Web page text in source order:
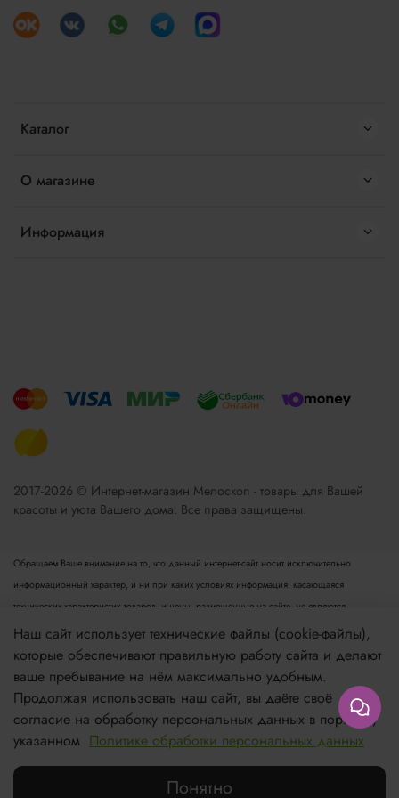
Каталог
О магазине
Информация
2017-2026 © Интернет-магазин Мелоскоп - товары для Вашей
красоты и уюта Вашего дома. Все права защищены.
Обращаем Ваше внимание на то, что данный интернет-сайт носит исключительно
информационный характер, и ни при каких условиях информация, касающаяся
технических характеристик товаров, и цены, размещенные на сайте, не являются
публичной офертой, определяемой положениями пункта 2 статьи 437 Гражданского
кодекса РФ. Для получения подробной информации просьба обращаться к менеджеру.
Опубликованная на данном сайте информация может быть изменена в любое время без
предварительного уведомления.
Если вы заметили ошибку в описании, пожалуйста, сообщите нам по адресу
zakaz@meloskop.ru
Наш сайт использует технические файлы (cookie-файлы),
которые обеспечивают правильную работу сайта и делают
ваше пребывание на нём максимально удобным.
Продолжая использовать наш сайт, вы даёте своё
согласие на обработку персональных данных в порядке,
указанном Политике обработки персональных данных
Понятно